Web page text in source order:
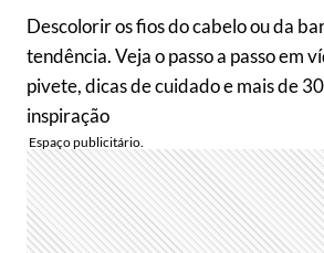
Descolorir os fios do cabelo ou da
tendência. Veja o passo a passo em
pivete, dicas de cuidado e mais de
inspiração